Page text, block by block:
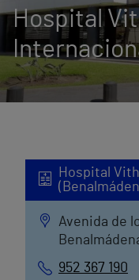
Hospital
Hospital
Avenida de
952 367 190